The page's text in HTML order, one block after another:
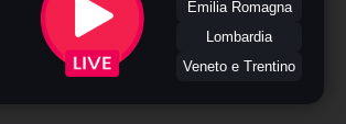
Emilia Romagna
Lombardia
Veneto e Trentino